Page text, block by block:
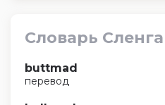
Словарь Сленга
buttmad
перевод